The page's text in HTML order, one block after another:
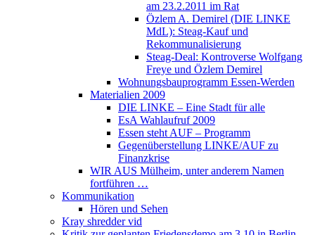
am 23.2.2011 im Rat
Özlem A. Demirel (DIE LINKE
MdL): Steag-Kauf und
Rekommunalisierung
Steag-Deal: Kontroverse Wolfgang
Freye und Özlem Demirel
Wohnungsbauprogramm Essen-Werden
Materialien 2009
DIE LINKE – Eine Stadt für alle
EsA Wahlaufruf 2009
Essen steht AUF – Programm
Gegenüberstellung LINKE/AUF zu
Finanzkrise
WIR AUS Mülheim, unter anderem Namen
fortführen …
Kommunikation
Hören und Sehen
Kray shredder vid